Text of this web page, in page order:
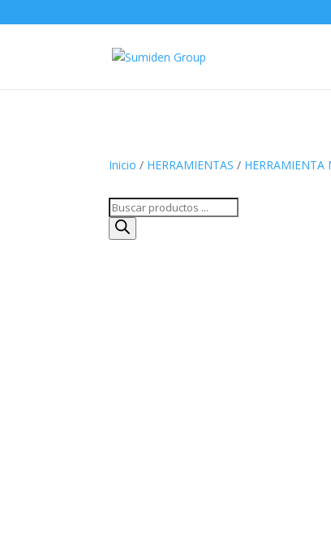
Inicio / HERRAMIENTAS / HERRAMIENTA
Búsqueda
de
productos